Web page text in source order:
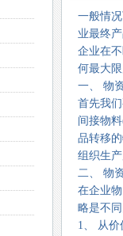
一般情
业最终
企业在
何最大
一、 物
首先我
间接物
品转移
组织生
二、 物
在企业
略是不
1、 从